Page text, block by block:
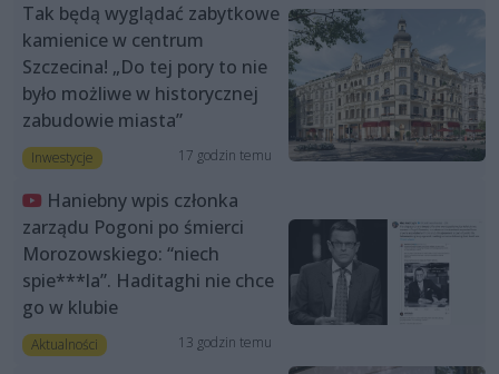
Tak będą wyglądać zabytkowe
kamienice w centrum
Szczecina! „Do tej pory to nie
było możliwe w historycznej
zabudowie miasta”
Inwestycje 17 godzin temu
Haniebny wpis członka
zarządu Pogoni po śmierci
Morozowskiego: “niech
spie***la”. Haditaghi nie chce
go w klubie
Aktualności 13 godzin temu